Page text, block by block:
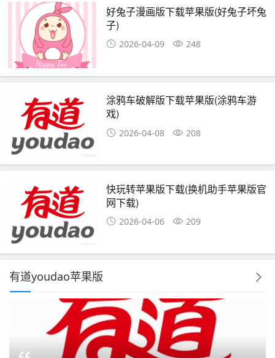
好兔子漫画版下载苹果版(好兔子坏兔
子)
2026-04-09 248
涂鸦车破解版下载苹果版(涂鸦车游
戏)
2026-04-08 208
快玩转苹果版下载(换机助手苹果版官
网下载)
2026-04-06 209
有道youdao苹果版